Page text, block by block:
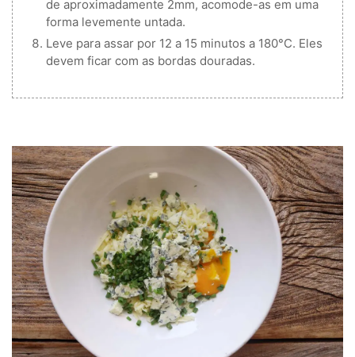
de aproximadamente 2mm, acomode-as em uma
forma levemente untada.
Leve para assar por 12 a 15 minutos a 180°C. Eles
devem ficar com as bordas douradas.